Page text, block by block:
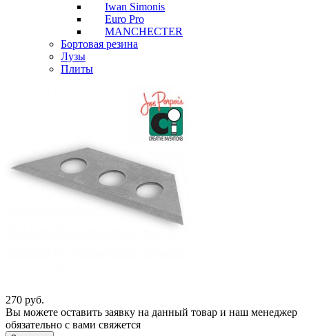
Iwan Simonis
Euro Pro
MANCHECTER
Бортовая резина
Лузы
Плиты
270 руб.
Вы можете оставить заявку на данный товар и наш менеджер
обязательно с вами свяжется